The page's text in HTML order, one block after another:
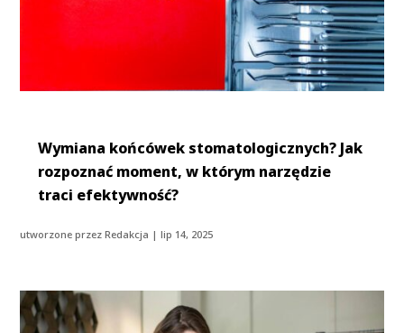
Wymiana końcówek stomatologicznych? Jak
rozpoznać moment, w którym narzędzie
traci efektywność?
utworzone przezRedakcja |lip 14, 2025